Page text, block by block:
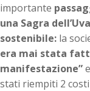
importante
una Sagra
sostenibile: la
era mai stata
manifestazione”
stati riempiti 2